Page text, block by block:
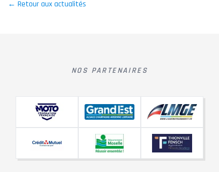
← Retour aux actualités
NOS PARTENAIRES